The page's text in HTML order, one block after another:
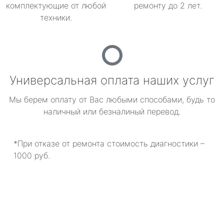
комплектующие от любой
техники.
ремонту до 2 лет.
Универсальная оплата наших услуг
Мы берем оплату от Вас любыми способами, будь то
наличный или безналиный перевод.
*При отказе от ремонта стоимость диагностики –
1000 руб.